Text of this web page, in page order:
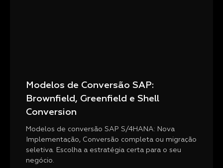
Modelos de Conversão SAP:
Brownfield, Greenfield e Shell
Conversion
Modelos de conversão SAP S/4HANA: Nova
Implementação, Conversão completa ou migração
seletiva. Escolha a estratégia certa para o seu
negócio.